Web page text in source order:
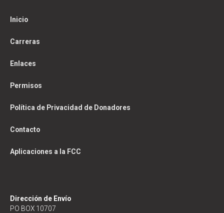
Inicio
Carreras
Enlaces
Permisos
Política de Privacidad de Donadores
Contacto
Aplicaciones a la FCC
Dirección de Envío
PO BOX 10707